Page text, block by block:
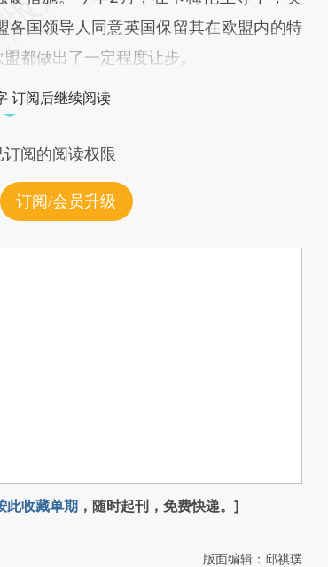
各国领导人同意英国保留其在欧盟内的特
都做出了一定程度让步。
订阅后继续阅读
阅的阅读权限
订阅/会员升级
此收藏单期 ，随时起刊，免费快递。]
版面编辑：邱祺璞